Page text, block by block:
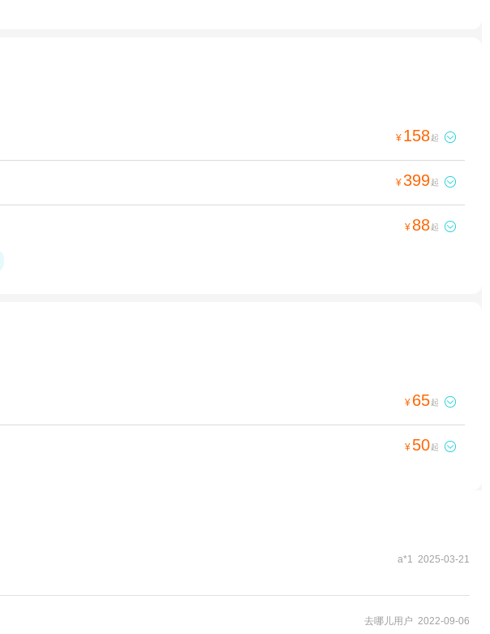
¥ 158起 
¥399起 
¥ 88起 
¥ 65起 
¥ 50起 
a*1 2025-03-21
去哪儿用户 2022-09-06